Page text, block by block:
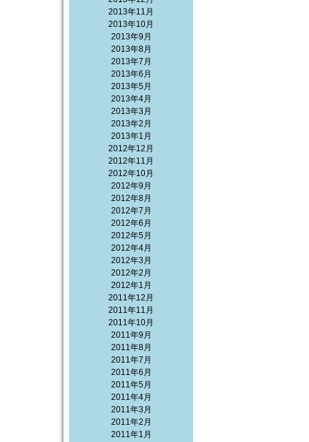
2013年11月
2013年10月
2013年9月
2013年8月
2013年7月
2013年6月
2013年5月
2013年4月
2013年3月
2013年2月
2013年1月
2012年12月
2012年11月
2012年10月
2012年9月
2012年8月
2012年7月
2012年6月
2012年5月
2012年4月
2012年3月
2012年2月
2012年1月
2011年12月
2011年11月
2011年10月
2011年9月
2011年8月
2011年7月
2011年6月
2011年5月
2011年4月
2011年3月
2011年2月
2011年1月